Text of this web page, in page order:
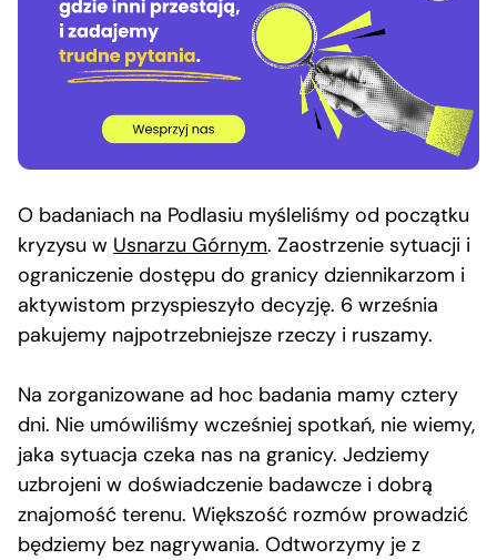
O badaniach na Podlasiu myśleliśmy od początku
kryzysu w Usnarzu Górnym. Zaostrzenie sytuacji i
ograniczenie dostępu do granicy dziennikarzom i
aktywistom przyspieszyło decyzję. 6 września
pakujemy najpotrzebniejsze rzeczy i ruszamy.
Na zorganizowane ad hoc badania mamy cztery
dni. Nie umówiliśmy wcześniej spotkań, nie wiemy,
jaka sytuacja czeka nas na granicy. Jedziemy
uzbrojeni w doświadczenie badawcze i dobrą
znajomość terenu. Większość rozmów prowadzić
będziemy bez nagrywania. Odtworzymy je z